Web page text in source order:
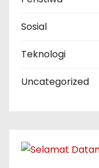
Sosial
Teknologi
Uncategorized